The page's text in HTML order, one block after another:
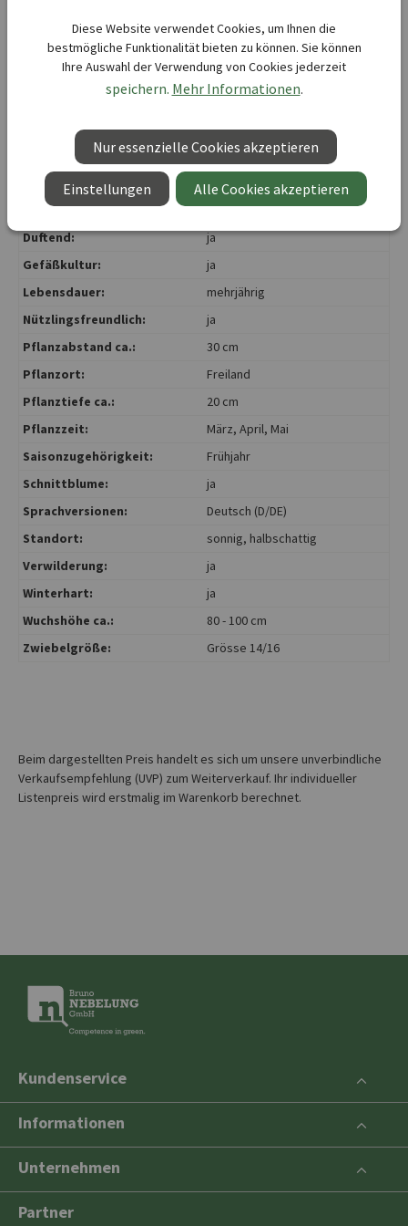
Kurzbezeichnung :
Lilium martagon Peppard Gold
Lieferbar ab KW :
10
Lieferbar bis KW :
20
Botanische Bezeichnung :
Lilium martagon
Blütenfarbe:
gelb
Blütezeit:
Juni, Juli
Duftend:
ja
Gefäßkultur:
ja
Lebensdauer:
mehrjährig
Nützlingsfreundlich:
ja
Pflanzabstand ca.:
30 cm
Pflanzort:
Freiland
Pflanztiefe ca.:
20 cm
Pflanzzeit:
März, April, Mai
Saisonzugehörigkeit:
Frühjahr
Schnittblume:
ja
Sprachversionen:
Deutsch (D/DE)
Standort:
sonnig, halbschattig
Verwilderung:
ja
Winterhart:
ja
Wuchshöhe ca.:
80 - 100 cm
Zwiebelgröße:
Grösse 14/16
Beim dargestellten Preis handelt es sich um unsere unverbindliche
Verkaufsempfehlung (UVP) zum Weiterverkauf. Ihr individueller
Listenpreis wird erstmalig im Warenkorb berechnet.
Kundenservice
Informationen
Unternehmen
Partner
Diese Website verwendet Cookies, um Ihnen die
bestmögliche Funktionalität bieten zu können. Sie können
Ihre Auswahl der Verwendung von Cookies jederzeit
speichern. Mehr Informationen.
Nur essenzielle Cookies akzeptieren
Einstellungen Alle Cookies akzeptieren